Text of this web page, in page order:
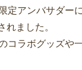
定アンバサダー
ました。
コラボグッズや